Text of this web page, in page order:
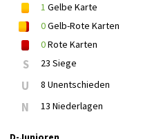
1 Gelbe Karte
0Gelb-Rote Karten
0Rote Karten
S 23 Siege
U 8 Unentschieden
N 13 Niederlagen